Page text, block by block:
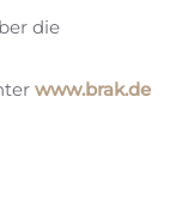
die
www.brak.de